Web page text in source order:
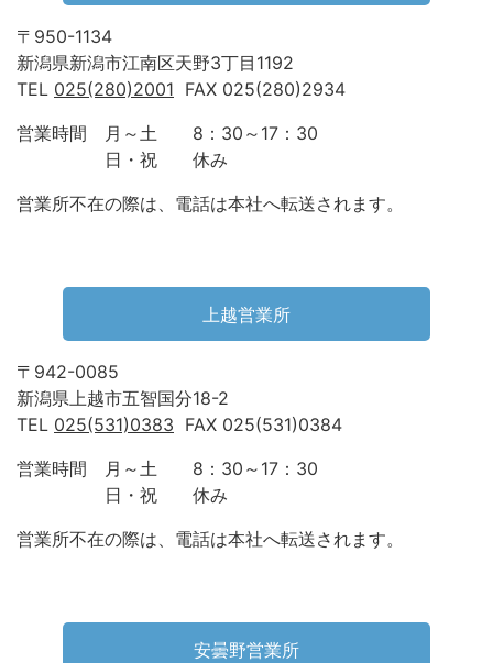
〒950-1134
新潟県新潟市江南区天野3丁目1192
TEL 025(280)2001 FAX 025(280)2934
営業時間 月～土 8：30～17：30
日・祝 休み
営業所不在の際は、電話は本社へ転送されます。
上越営業所
〒942-0085
新潟県上越市五智国分18-2
TEL 025(531)0383 FAX 025(531)0384
営業時間 月～土 8：30～17：30
日・祝 休み
営業所不在の際は、電話は本社へ転送されます。
安曇野営業所